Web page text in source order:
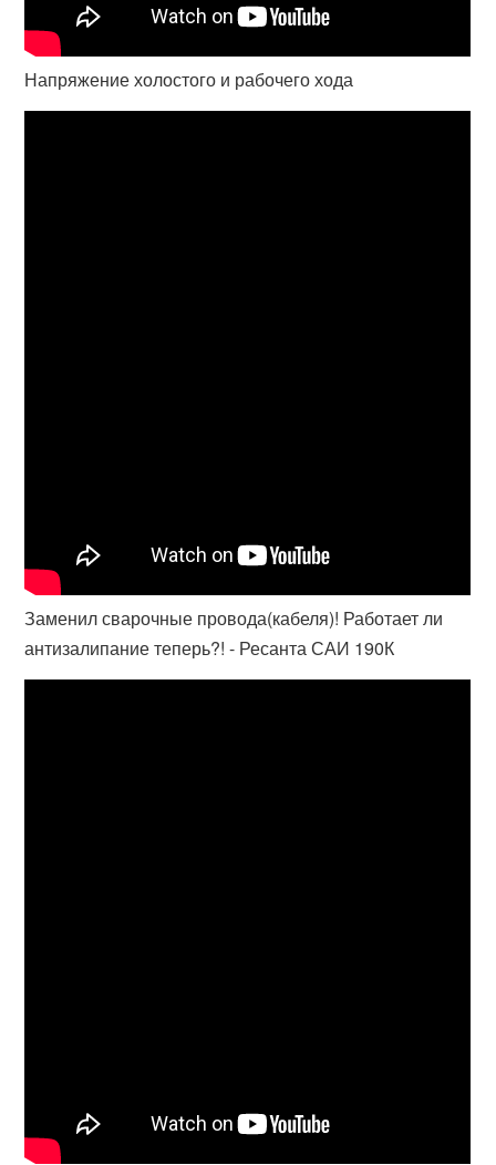
Напряжение холостого и рабочего хода
Заменил сварочные провода(кабеля)! Работает ли
антизалипание теперь?! - Ресанта САИ 190К